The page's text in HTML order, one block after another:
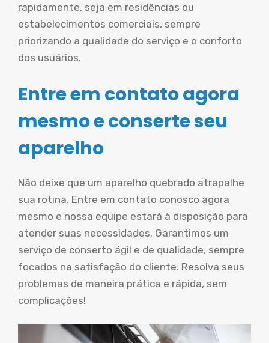
rapidamente, seja em residências ou
estabelecimentos comerciais, sempre
priorizando a qualidade do serviço e o conforto
dos usuários.
Entre em contato agora
mesmo e conserte seu
aparelho
Não deixe que um aparelho quebrado atrapalhe
sua rotina. Entre em contato conosco agora
mesmo e nossa equipe estará à disposição para
atender suas necessidades. Garantimos um
serviço de conserto ágil e de qualidade, sempre
focados na satisfação do cliente. Resolva seus
problemas de maneira prática e rápida, sem
complicações!